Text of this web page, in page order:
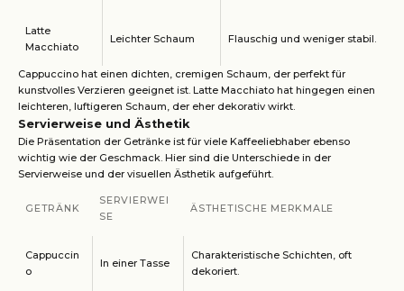
Latte
Macchiato
Leichter Schaum Flauschig und weniger stabil.
Cappuccino hat einen dichten, cremigen Schaum, der perfekt für
kunstvolles Verzieren geeignet ist. Latte Macchiato hat hingegen einen
leichteren, luftigeren Schaum, der eher dekorativ wirkt.
Servierweise und Ästhetik
Die Präsentation der Getränke ist für viele Kaffeeliebhaber ebenso
wichtig wie der Geschmack. Hier sind die Unterschiede in der
Servierweise und der visuellen Ästhetik aufgeführt.
GETRÄNK
SERVIERWEI
SE
ÄSTHETISCHE MERKMALE
Cappuccin
o
In einer Tasse
Charakteristische Schichten, oft
dekoriert.